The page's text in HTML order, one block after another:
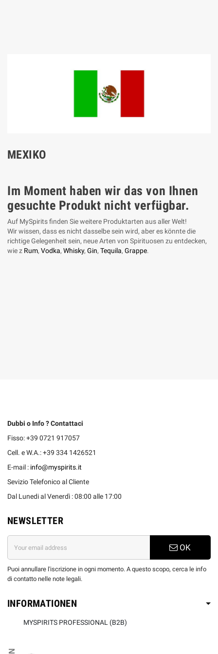
MEXIKO
Im Moment haben wir das von Ihnen
gesuchte Produkt nicht verfügbar.
Auf MySpirits finden Sie weitere Produktarten aus aller Welt!
Wir wissen, dass es nicht dasselbe sein wird, aber es könnte die
richtige Gelegenheit sein, neue Arten von Spirituosen zu entdecken,
wie z Rum, Vodka, Whisky, Gin, Tequila, Grappe.
Dubbi o Info ? Contattaci
Fisso: +39 0721 917057
Cell. e W.A.: +39 334 1426521
E-mail : info@myspirits.it
Sevizio Telefonico al Cliente
Dal Lunedi al Venerdì : 08:00 alle 17:00
NEWSLETTER
OK
Puoi annullare l'iscrizione in ogni momento. A questo scopo, cerca le info
di contatto nelle note legali.
INFORMATIONEN
MYSPIRITS PROFESSIONAL (B2B)